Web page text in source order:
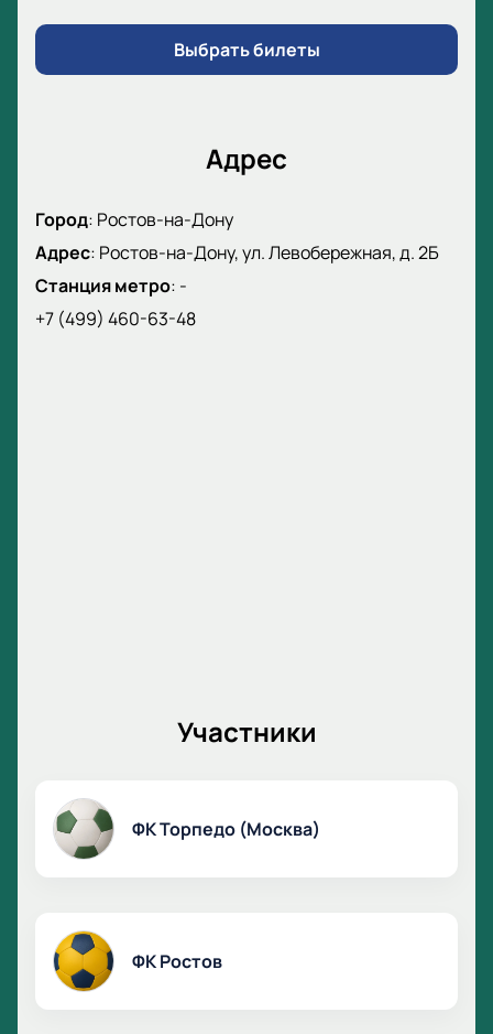
Выбрать билеты
Адрес
Город: Ростов-на-Дону
Адрес: Ростов-на-Дону, ул. Левобережная, д. 2Б
Станция метро: -
+7 (499) 460-63-48
Участники
ФК Торпедо (Москва)
ФК Ростов